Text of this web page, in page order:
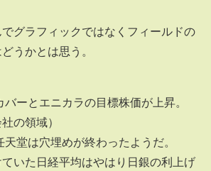
グラフィックではなくフィールドの
うかとは思う。
ーとエニカラの目標株価が上昇。
の領域）
堂は穴埋めが終わったようだ。
いた日経平均はやはり日銀の利上げ